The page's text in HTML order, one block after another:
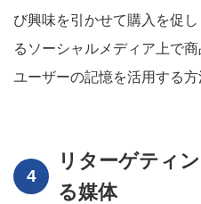
び興味を引かせて購入を促
るソーシャルメディア上で
ユーザーの記憶を活用する方
リターゲティ
る媒体